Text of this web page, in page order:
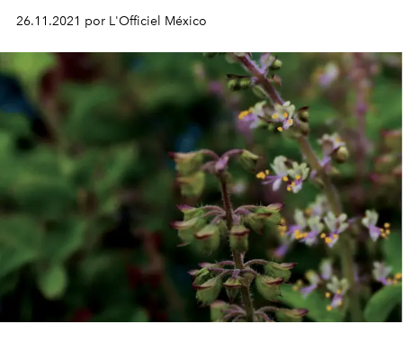
26.11.2021 por L'Officiel México